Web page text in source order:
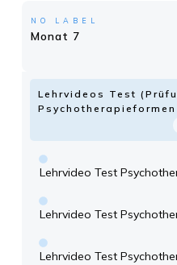
NO LABEL
Monat 7
Lehrvideos Test
Psychotherapieformen
Lehrvideo Test
Lehrvideo Test
Lehrvideo Test